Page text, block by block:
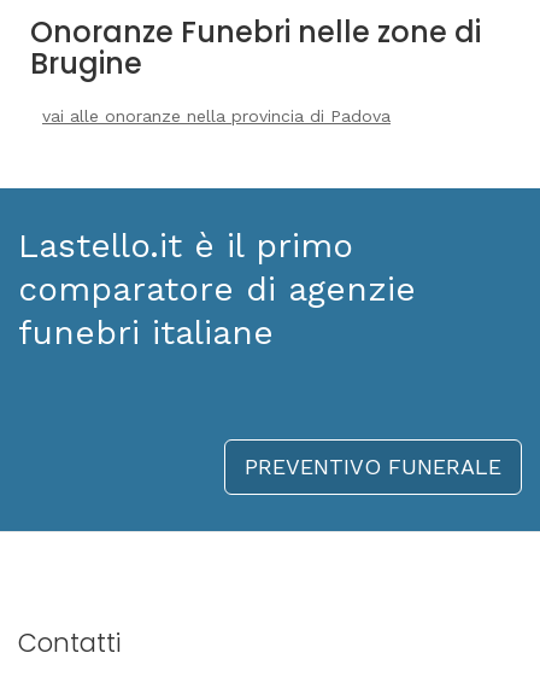
Onoranze Funebri nelle zone di
Brugine
vai alle onoranze nella provincia di Padova
Lastello.it è il primo
comparatore di agenzie
funebri italiane
PREVENTIVO FUNERALE
Contatti